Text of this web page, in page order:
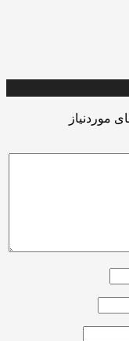
موردنیاز